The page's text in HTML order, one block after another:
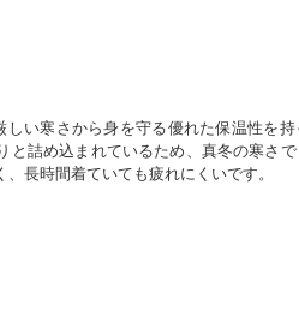
しい寒さから身を守る優れた保温性を
と詰め込まれているため、真冬の寒さ
長時間着ていても疲れにくいです。